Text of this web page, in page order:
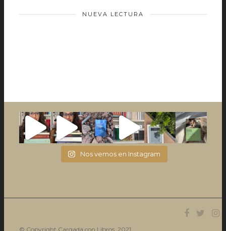
NUEVA LECTURA
Nos vemos en Instagram
© Copyright Cargada con Libros. 2021